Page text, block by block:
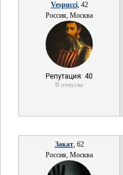
Vespucci, 42
Россия, Москва
Репутация: 40
В отпуске
Закат, 62
Россия, Москва